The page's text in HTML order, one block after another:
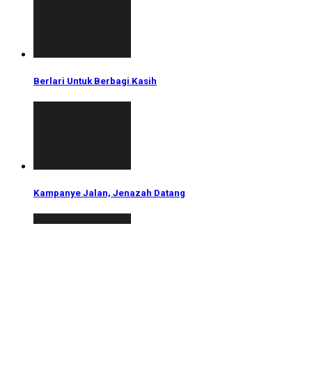
Berlari Untuk Berbagi Kasih
Kampanye Jalan, Jenazah Datang